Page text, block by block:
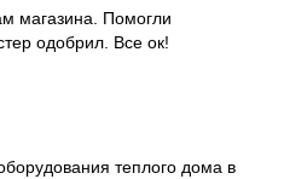
магазина. Помогли
одобрил. Все ок!
теплого дома в